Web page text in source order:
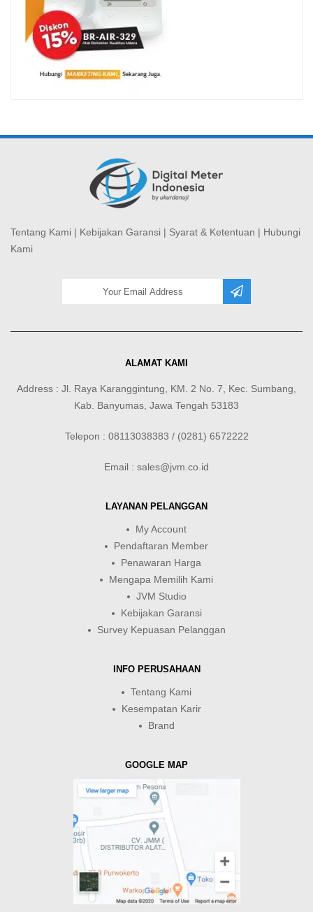
Tentang Kami | Kebijakan Garansi | Syarat & Ketentuan | Hubungi
Kami
ALAMAT KAMI
Address : Jl. Raya Karanggintung, KM. 2 No. 7, Kec. Sumbang,
Kab. Banyumas, Jawa Tengah 53183
Telepon : 08113038383 / (0281) 6572222
Email : sales@jvm.co.id
LAYANAN PELANGGAN
My Account
Pendaftaran Member
Penawaran Harga
Mengapa Memilih Kami
JVM Studio
Kebijakan Garansi
Survey Kepuasan Pelanggan
INFO PERUSAHAAN
Tentang Kami
Kesempatan Karir
Brand
GOOGLE MAP